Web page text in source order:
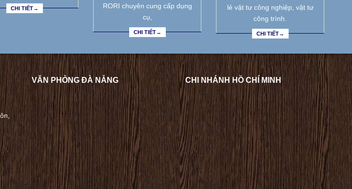
CHI TIẾT→
RORI chuyên cung cấp dụng
cụ,
CHI TIẾT→
lẻ vật tư công nghiệp, vật tư
công trình.
CHI TIẾT→
VĂN PHÒNG ĐÀ NẴNG CHI NHÁNH HỒ CHÍ MINH